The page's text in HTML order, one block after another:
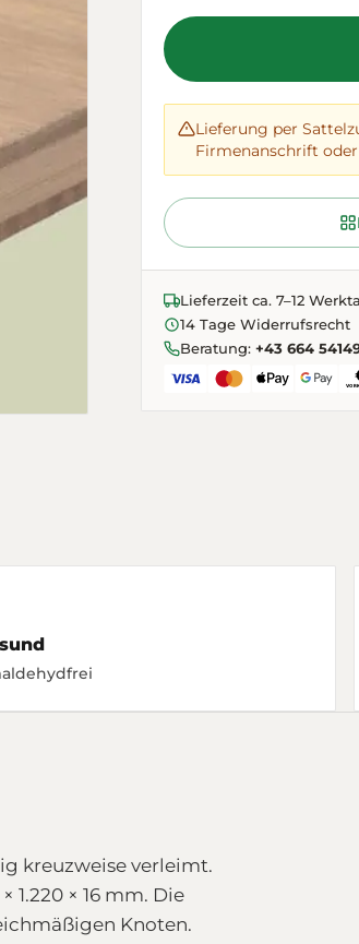
Lieferung per
Firmenanschrift
Lieferzeit ca. 7–12
14 Tage Widerrufsrecht
Beratung: +43 664
kreuzweise verleimt.
× 16 mm. Die
Knoten.